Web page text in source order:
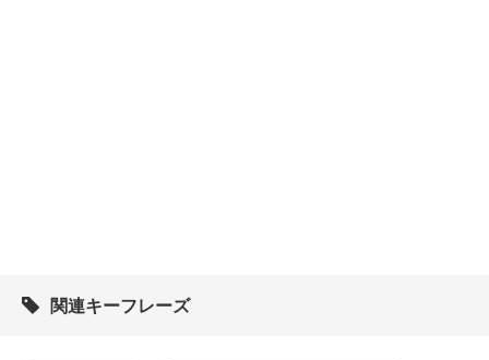
関連キーフレーズ